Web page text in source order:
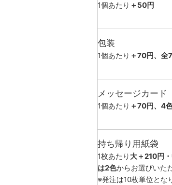
1個あたり ＋50円
包装
1個あたり ＋70円、全
メッセージカード
1個あたり ＋70円、4
持ち帰り用紙袋
1枚あたり 大＋210円
は2色からお選びいた
※発注は10枚単位とな